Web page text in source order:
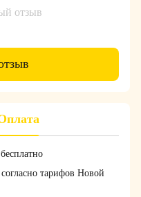
отзыв
тарифов Новой